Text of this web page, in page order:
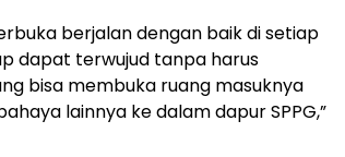
berjalan dengan baik di setiap
dapat terwujud tanpa harus
bisa membuka ruang masuknya
lainnya ke dalam dapur SPPG,”